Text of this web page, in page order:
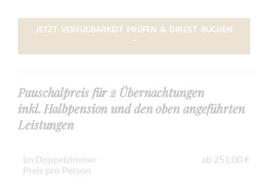
JETZT VERFÜGBARKEIT PRÜFEN & DIREKT BUCHEN
→
Pauschalpreis für 2 Übernachtungen
inkl. Halbpension und den oben angeführten
Leistungen
Im Doppelzimmer
Preis pro Person
ab 251,00 €